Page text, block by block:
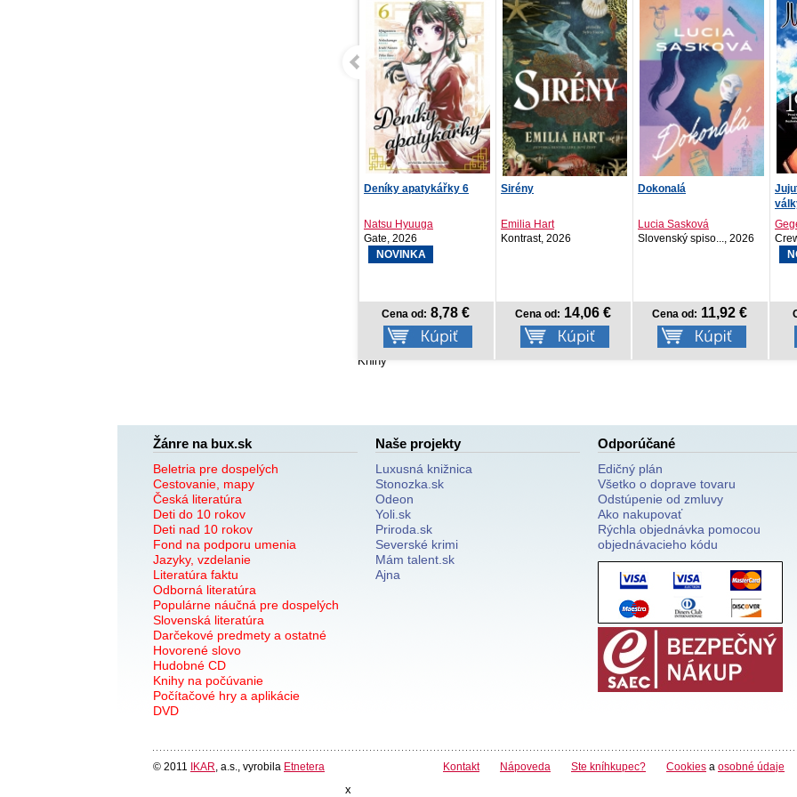
Sirény
Emilia Hart
Kontrast, 2026
Cena od:14,06 €
Dokonalá
Lucia Sasková
Slovenský spiso..., 2026
Cena od: 11,92 €
Jujutsu Kaisen - Prokleté
Gege Akutami
Crew, 2026
Cena od: 8,77 €
S.
Knihy
Žánre na bux.sk
Beletria pre dospelých
Cestovanie, mapy
Česká literatúra
Deti do 10 rokov
Deti nad 10 rokov
Fond na podporu umenia
Jazyky, vzdelanie
Literatúra faktu
Odborná literatúra
Populárne náučná pre dospelých
Slovenská literatúra
Darčekové predmety a ostatné
Hovorené slovo
Hudobné CD
Knihy na počúvanie
Počítačové hry a aplikácie
DVD
Naše projekty
Luxusná knižnica
Stonozka.sk
Odeon
Yoli.sk
Priroda.sk
Severské krimi
Mám talent.sk
Ajna
Odporúčané
Edičný plán
Všetko o doprave tovaru
Odstúpenie od zmluvy
Ako nakupovať
Rýchla objednávka pomocou
objednávacieho kódu
© 2011 IKAR , a.s., vyrobila Etnetera Kontakt Nápoveda Ste kníhkupec? Cookies a osobné údaje
x